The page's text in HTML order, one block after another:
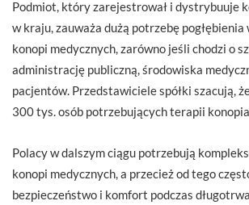
Podmiot, który zarejestrował i dystrybuuje
w kraju, zauważa dużą potrzebę pogłębienia
konopi medycznych, zarówno jeśli chodzi o
administrację publiczną, środowiska
pacjentów. Przedstawiciele spółki szacują,
300 tys. osób potrzebujących terapii
Polacy w dalszym ciągu potrzebują
konopi medycznych, a przecież od tego
bezpieczeństwo i komfort podczas